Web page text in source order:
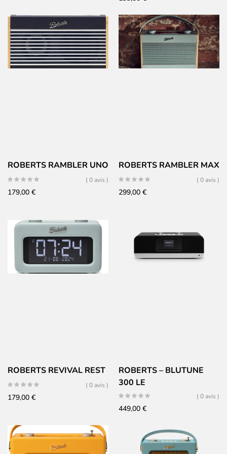
ROBERTS RAMBLER UNO
( 0 avis )
179,00 €
ROBERTS RAMBLER MAX
( 0 avis )
299,00 €
ROBERTS REVIVAL REST
( 0 avis )
179,00 €
ROBERTS – BLUTUNE
300 LE
( 0 avis )
449,00 €